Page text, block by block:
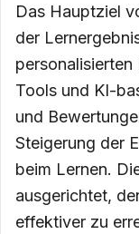
Das Hauptziel
der
Tools und KI-
und
Steigerung der
beim Lernen.
ausgerichtet,
effektiver zu